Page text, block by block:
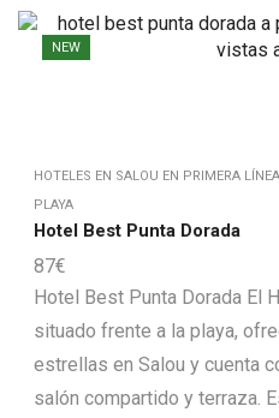
NEW
HOTELES EN SALOU EN PRIMERA
PLAYA
Hotel Best Punta Dorada
87€
Hotel Best Punta Dorada El
situado frente a la playa,
estrellas en Salou y cuenta
salón compartido y terraza.